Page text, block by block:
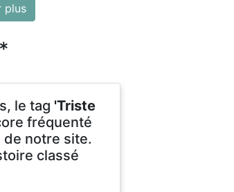
plus
le tag 'Triste
fréquenté
de notre site.
classé